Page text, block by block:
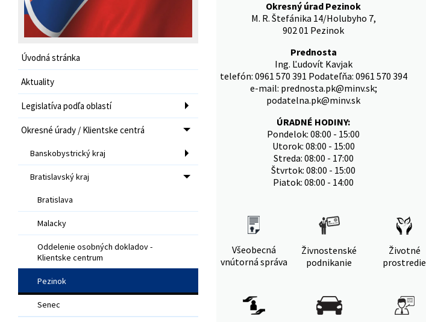
Úvodná stránka
Aktuality
Legislatíva podľa oblastí
Okresné úrady / Klientske centrá
Banskobystrický kraj
Bratislavský kraj
Bratislava
Malacky
Oddelenie osobných dokladov -
Klientske centrum
Pezinok
Senec
Okresný úrad Pezinok
M. R. Štefánika 14/Holubyho 7,
902 01 Pezinok
Prednosta
Ing. Ľudovít Kavjak
telefón: 0961 570 391 Podateľňa: 0961 570 394
e-mail: prednosta.pk@minv.sk;
podatelna.pk@minv.sk
ÚRADNÉ HODINY:
Pondelok: 08:00 - 15:00
Utorok: 08:00 - 15:00
Streda: 08:00 - 17:00
Štvrtok: 08:00 - 15:00
Piatok: 08:00 - 14:00
Všeobecná
vnútorná správa
Živnostenské
podnikanie
Životné
prostredie